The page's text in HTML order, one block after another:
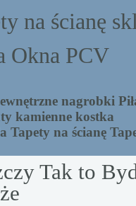
na ścianę
Okna PCV
nagrobki
kamienne kostka
Tapety na ścianę
Tak to